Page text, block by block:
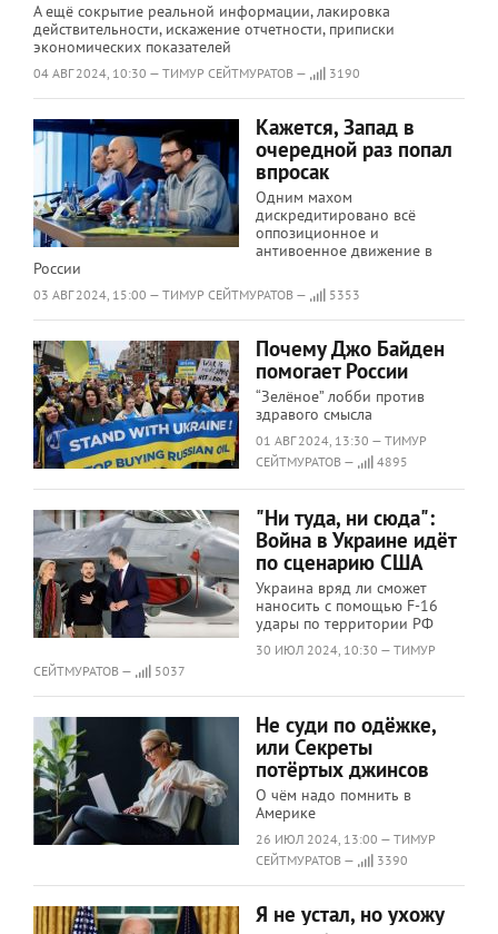
А ещё сокрытие реальной информации, лакировка
действительности, искажение отчетности, приписки
экономических показателей
04 АВГ 2024, 10:30 — ТИМУР СЕЙТМУРАТОВ — 3190
Кажется, Запад в
очередной раз попал
впросак
Одним махом
дискредитировано всё
оппозиционное и
антивоенное движение в
России
03 АВГ 2024, 15:00 — ТИМУР СЕЙТМУРАТОВ — 5353
Почему Джо Байден
помогает России
“Зелёное” лобби против
здравого смысла
01 АВГ 2024, 13:30 — ТИМУР
СЕЙТМУРАТОВ —
4895
"Ни туда, ни сюда":
Война в Украине идёт
по сценарию США
Украина вряд ли сможет
наносить с помощью F-16
удары по территории РФ
30 ИЮЛ 2024, 10:30 — ТИМУР
СЕЙТМУРАТОВ —
5037
Не суди по одёжке,
или Секреты
потёртых джинсов
О чём надо помнить в
Америке
26 ИЮЛ 2024, 13:00 — ТИМУР
СЕЙТМУРАТОВ —
3390
Я не устал, но ухожу